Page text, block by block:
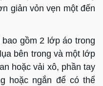
giản vỏn vẹn một đến
gồm 2 lớp áo trong
bên trong và một lớp
hoặc vải xô, phần tay
hoặc ngắn để có thể